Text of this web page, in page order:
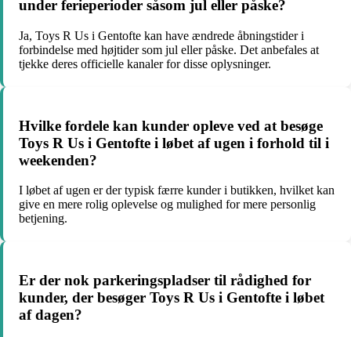
under ferieperioder såsom jul eller påske?
Ja, Toys R Us i Gentofte kan have ændrede åbningstider i
forbindelse med højtider som jul eller påske. Det anbefales at
tjekke deres officielle kanaler for disse oplysninger.
Hvilke fordele kan kunder opleve ved at besøge
Toys R Us i Gentofte i løbet af ugen i forhold til i
weekenden?
I løbet af ugen er der typisk færre kunder i butikken, hvilket kan
give en mere rolig oplevelse og mulighed for mere personlig
betjening.
Er der nok parkeringspladser til rådighed for
kunder, der besøger Toys R Us i Gentofte i løbet
af dagen?